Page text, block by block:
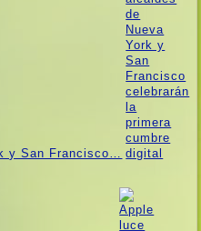
y San Francisco…